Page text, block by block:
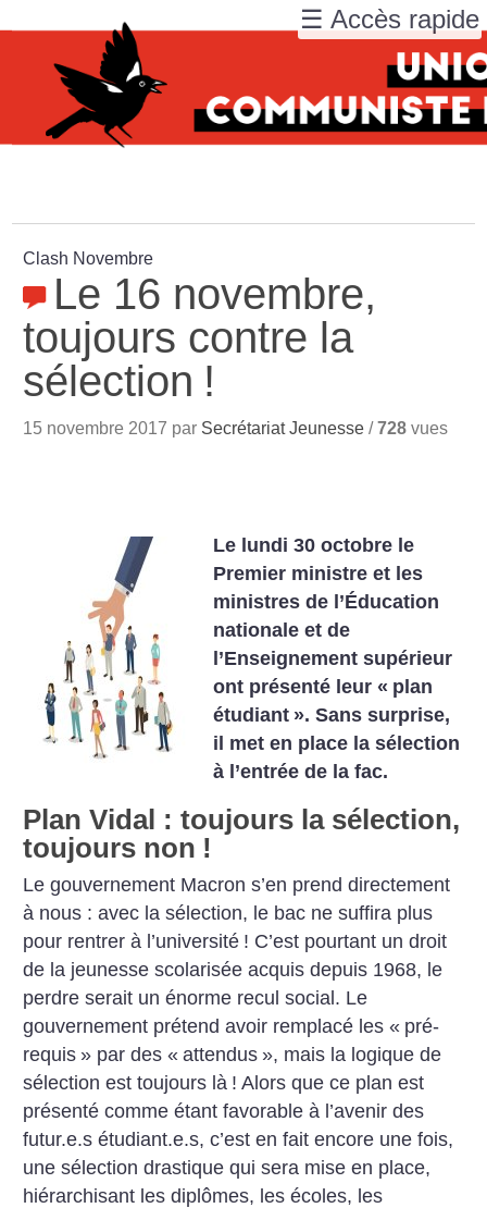
Clash Novembre
Le 16 novembre,
toujours contre la
sélection !
15 novembre 2017 par Secrétariat Jeunesse /728 vues
Le lundi 30 octobre le
Premier ministre et les
ministres de l’Éducation
nationale et de
l’Enseignement supérieur
ont présenté leur « plan
étudiant ». Sans surprise,
il met en place la sélection
à l’entrée de la fac.
Plan Vidal : toujours la sélection,
toujours non !
Le gouvernement Macron s’en prend directement
à nous : avec la sélection, le bac ne suffira plus
pour rentrer à l’université ! C’est pourtant un droit
de la jeunesse scolarisée acquis depuis 1968, le
perdre serait un énorme recul social. Le
gouvernement prétend avoir remplacé les « pré-
requis » par des « attendus », mais la logique de
sélection est toujours là ! Alors que ce plan est
présenté comme étant favorable à l’avenir des
futur.e.s étudiant.e.s, c’est en fait encore une fois,
une sélection drastique qui sera mise en place,
hiérarchisant les diplômes, les écoles, les
☰ Accès rapide